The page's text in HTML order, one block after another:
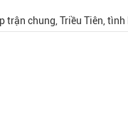
trận chung, Triều Tiên, tình